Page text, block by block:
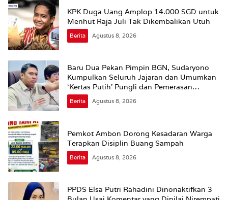
KPK Duga Uang Amplop 14.000 SGD untuk
Menhut Raja Juli Tak Dikembalikan Utuh
Berita Agustus 8, 2026
Baru Dua Pekan Pimpin BGN, Sudaryono
Kumpulkan Seluruh Jajaran dan Umumkan
‘Kertas Putih’ Pungli dan Pemerasan
Supplier harus Berhenti Sekarang
Berita Agustus 8, 2026
Pemkot Ambon Dorong Kesadaran Warga
Terapkan Disiplin Buang Sampah
Berita Agustus 8, 2026
PPDS Elsa Putri Rahadini Dinonaktifkan 3